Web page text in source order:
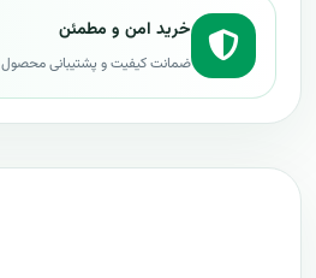
خرید امن و مطمئن
ضمانت کیفیت و پشتیبانی محصول